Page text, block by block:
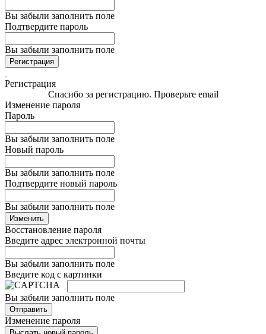
Вы забыли заполнить поле
Подтвердите пароль
Вы забыли заполнить поле
Регистрация
Регистрация
Спасибо за регистрацию. Проверьте email
Изменение пароля
Пароль
Вы забыли заполнить поле
Новый пароль
Вы забыли заполнить поле
Подтвердите новый пароль
Вы забыли заполнить поле
Изменить
Восстановление пароля
Введите адрес электронной почты
Вы забыли заполнить поле
Введите код с картинки
Вы забыли заполнить поле
Отправить
Изменение пароля